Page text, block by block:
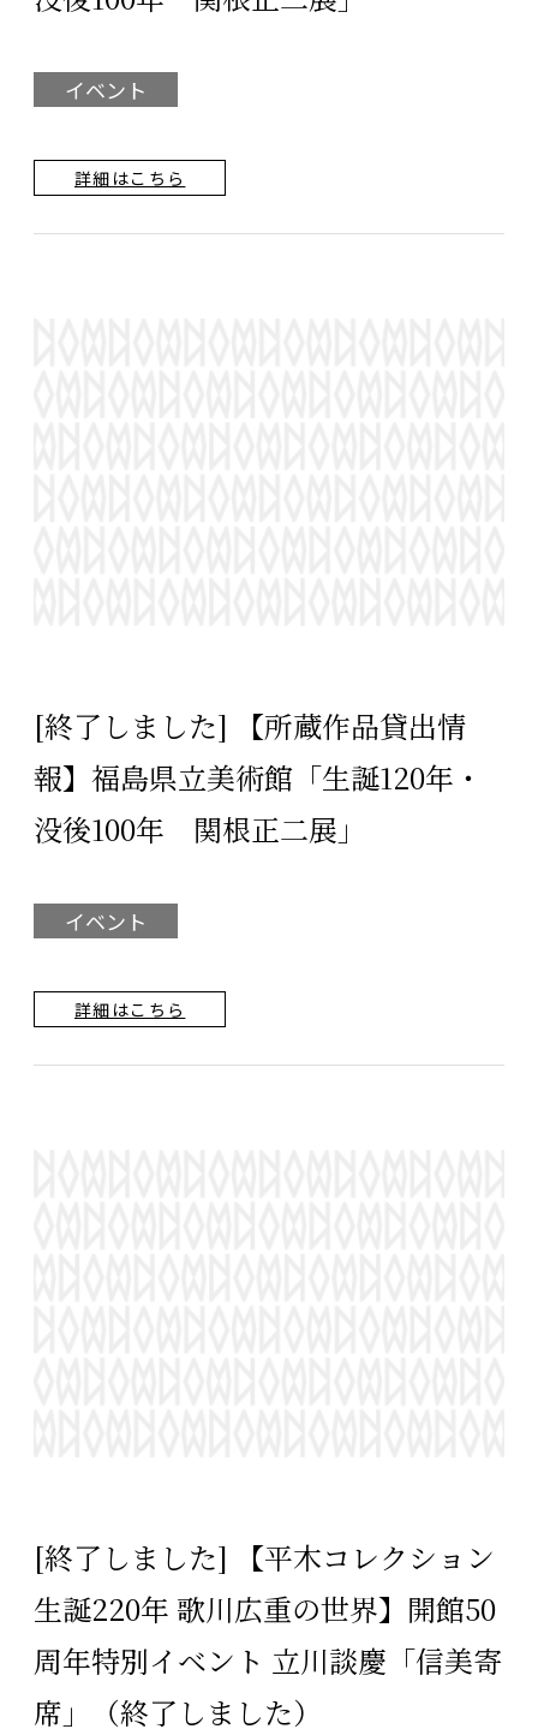
イベント
詳細はこちら
[終了しました] 【所蔵作品貸出情
報】福島県立美術館「生誕120年・
没後100年 関根正二展」
イベント
詳細はこちら
[終了しました] 【平木コレクション
生誕220年 歌川広重の世界】開館50
周年特別イベント 立川談慶「信美寄
席」（終了しました）